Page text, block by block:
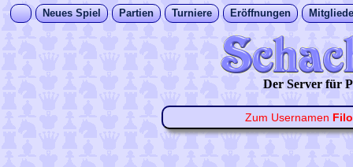
Neues Spiel Partien Turniere Eröffnungen
Der Server für
Zum Usernamen